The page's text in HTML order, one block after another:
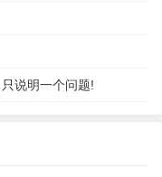
说明一个问题!